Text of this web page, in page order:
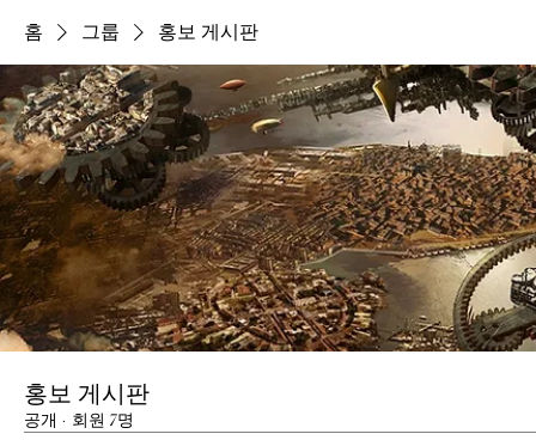
홈 그룹 홍보 게시판
홍보 게시판
공개 · 회원 7명